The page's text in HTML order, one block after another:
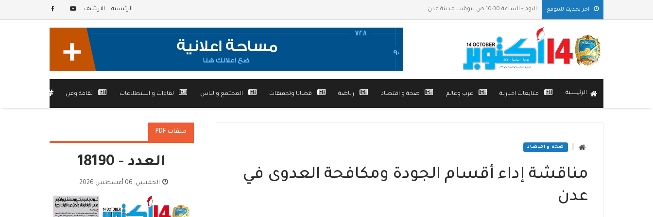
اخر تحديث للموقع اليوم - الساعة 10:30 ص بتوقيت مدينة عدن الرئيسيه الارشيف
الرئيسية متابعات اخبارية عرب وعالم صحة و اقتصاد رياضة قضايا وتحقيقات المجتمع والناس لقاءات و استطلاعات ثقافة وفن
صحة و اقتصاد
مناقشة إداء أقسام الجودة ومكافحة العدوى في
عدن
ملفات PDF
العدد - 18190
الخميس, 06 أغسطس 2026